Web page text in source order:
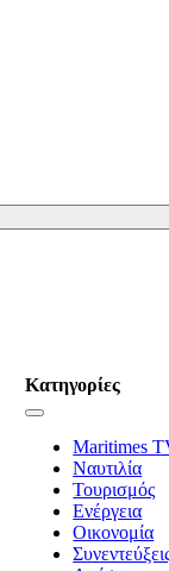
Κατηγορίες
Toggle
NavigationMaritimes
Ναυτιλία
Τουρισμός
Ενέργεια
Οικονομία